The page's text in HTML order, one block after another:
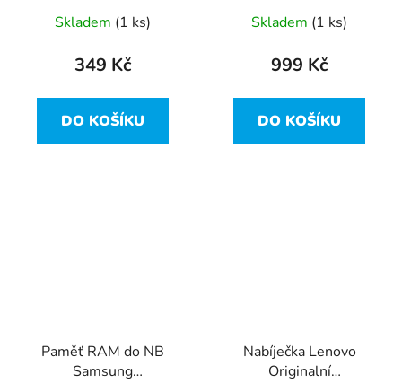
Skladem (1 ks)
349 Kč
DO KOŠÍKU
DDR4 2666 MHz 8GB
Skladem (1 ks)
999 Kč
DO KOŠÍKU
Paměť RAM do NB
Samsung
Nabíječka Lenovo
Originalní